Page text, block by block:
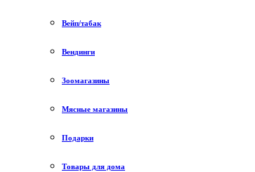
Вейп/табак
Вендинги
Зоомагазины
Мясные магазины
Подарки
Товары для дома